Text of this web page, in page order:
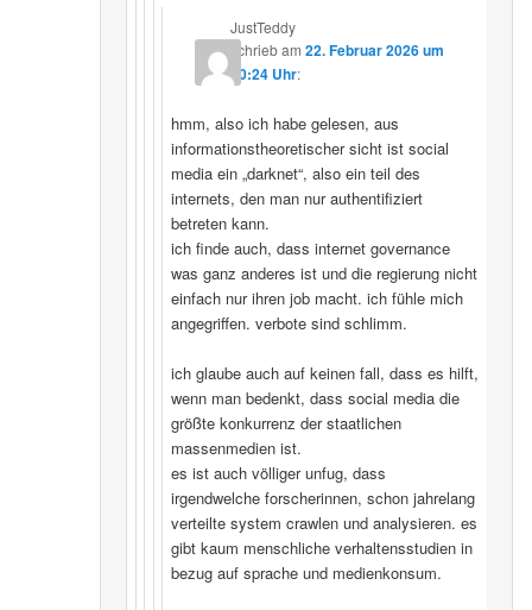
JustTeddy
schriebam 22. Februar 2026 um
20:24 Uhr:
hmm, also ich habe gelesen, aus
informationstheoretischer sicht ist social
media ein „darknet“, also ein teil des
internets, den man nur authentifiziert
betreten kann.
ich finde auch, dass internet governance
was ganz anderes ist und die regierung nicht
einfach nur ihren job macht. ich fühle mich
angegriffen. verbote sind schlimm.
ich glaube auch auf keinen fall, dass es hilft,
wenn man bedenkt, dass social media die
größte konkurrenz der staatlichen
massenmedien ist.
es ist auch völliger unfug, dass
irgendwelche forscherinnen, schon jahrelang
verteilte system crawlen und analysieren. es
gibt kaum menschliche verhaltensstudien in
bezug auf sprache und medienkonsum.